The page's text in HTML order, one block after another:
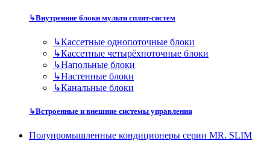
↳Внутренние блоки мульти сплит-систем
↳Кассетные однопоточные блоки
↳Кассетные четырёхпоточные блоки
↳Напольные блоки
↳Настенные блоки
↳Канальные блоки
↳Встроенные и внешние системы управления
Полупромышленные кондиционеры серии MR. SLIM